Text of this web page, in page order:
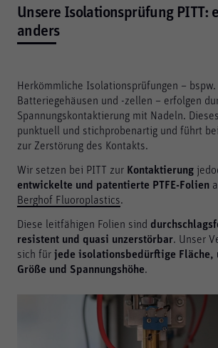
Unsere Isolationsprüfung PITT:
anders
Herkömmliche Isolationsprüfungen – bspw.
Batteriegehäusen und -zellen ­– erfolgen
Spannungskontaktierung mit Nadeln.
punktuell und stichprobenartig und führt
zur Zerstörung des Kontakts.
Wir setzen bei PITT zur Kontaktierung
entwickelte und patentierte PTFE-Folien
Berghof Fluoroplastics.
Diese leitfähigen Folien sind
resistent und quasi unzerstörbar. Unser
sich für jede isolationsbedürftige Fläche,
Größe und Spannungshöhe.